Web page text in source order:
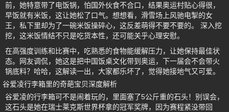
前，她特意带了电饭锅，怕国外伙食不合口，结果奥运村贴心得很，
早饭就有米饭，这让她松了口气。想想看，滑雪场上风驰电掣的女
王，私下里却为了一碗米饭操碎心，这反差萌得不要不要的。 深入挖
挖，这米饭情结不只是吃货本性，还可能关乎心理安慰。
在高强度训练和比赛中，吃熟悉的食物能缓解压力，让她保持最佳状
态。网友调侃，她这是把中国饭桌文化带到奥运，下一届会不会带火
锅底料？哈哈，这解读一出，大家都乐坏了，觉得她接地气又可爱。
谷爱凌行李箱里的奇葩宝贝深度解析
谷爱凌的行李箱可不是闹着玩的，里面塞了5公斤重的石头！别误会，
这石头是她在瑞士莱克斯世界杯拿的冠军奖牌，因为赛程紧没带回